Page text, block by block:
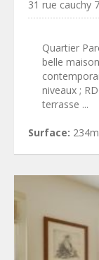
31 rue cauchy
Quartier
belle
niveaux ;
terrasse ...
Surface: 234m